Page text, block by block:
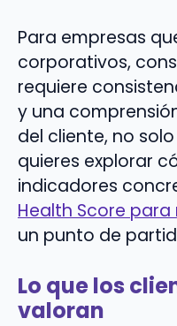
Para empresas
corporativos,
requiere
y una
del cliente, no
quieres explorar
indicadores
Health Score para
un punto de
Lo que los
valoran